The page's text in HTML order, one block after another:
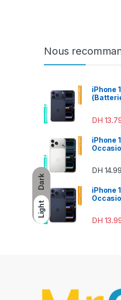
Dark
Light
Nous
iPhone
DH
iPhone
DH
iPhone
DH